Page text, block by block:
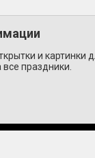
и картинки
праздники.